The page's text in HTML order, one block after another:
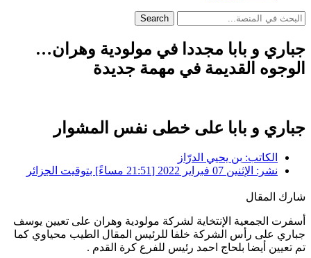
Search
جباري و بابا مجددا في مولودية وهران…
الوجوه القديمة في مهمة جديدة
جباري و بابا على خطى نفس المشوار
الكاتب: بن يحيي الدرّاز
نشر: الإثنين 07 فبراير 2022 [21:51 مساءً] بتوقيت الجزائر
شارك المقال
أسفرت الجمعية الإنتخاية لشركة مولودية وهران على تعيين يوسف
جباري على رأس الشركة خلفا للرئيس المقال الطيب محياوي كما
تم تعيين أيضا بلحاج احمد رئيس للفرع كرة القدم .